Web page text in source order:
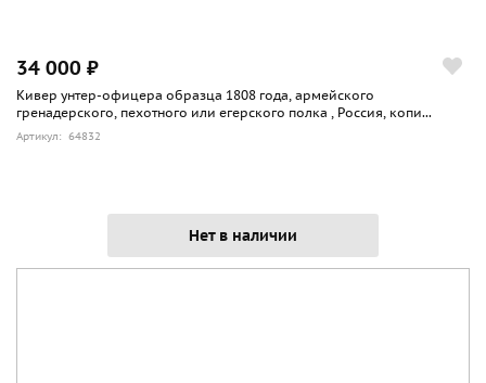
34 000 ₽
Кивер унтер-офицера образца 1808 года, армейского
гренадерского, пехотного или егерского полка , Россия, копи...
Артикул: 64832
Нет в наличии